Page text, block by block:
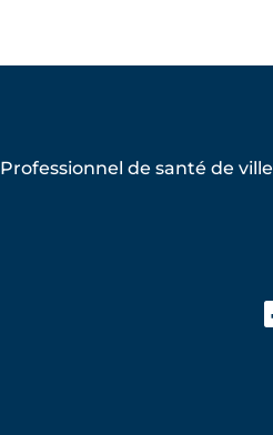
Professionnel de santé de ville